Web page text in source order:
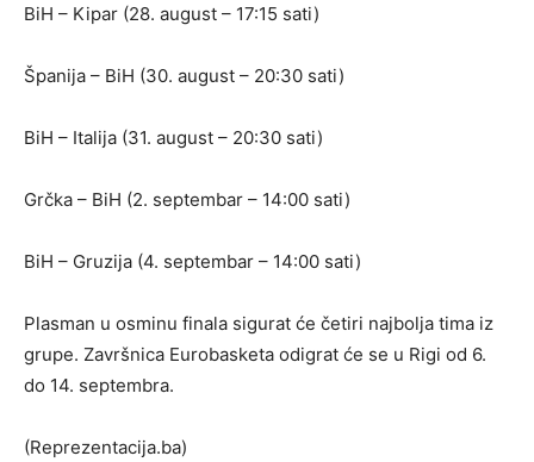
BiH – Kipar (28. august – 17:15 sati)
Španija – BiH (30. august – 20:30 sati)
BiH – Italija (31. august – 20:30 sati)
Grčka – BiH (2. septembar – 14:00 sati)
BiH – Gruzija (4. septembar – 14:00 sati)
Plasman u osminu finala sigurat će četiri najbolja tima iz
grupe. Završnica Eurobasketa odigrat će se u Rigi od 6.
do 14. septembra.
(Reprezentacija.ba)